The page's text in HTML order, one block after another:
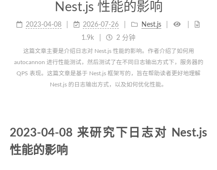
Nest.js 性能的影响
2023-04-08 2026-07-26
Nest.js
1.9k
2 分钟
这篇文章主要是介绍日志对 Nest.js 性能的影响。作者介绍了如何用
autocannon 进行性能测试，然后测试了在不同日志输出方式下，服务器的
QPS 表现。这篇文章是基于 Nest.js 框架写的，旨在帮助读者更好地理解
Nest.js 的日志输出方式，以及如何优化性能。
2023-04-08 来研究下日志对 Nest.js
性能的影响